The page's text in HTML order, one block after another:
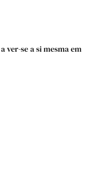
ver-se a si mesma em